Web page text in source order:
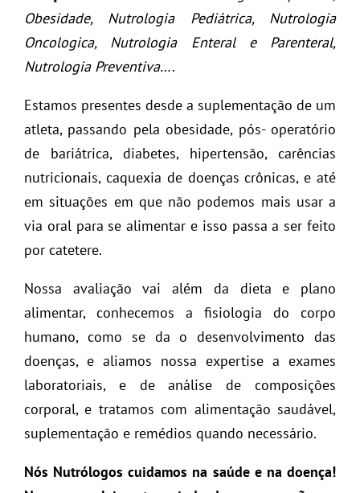
Obesidade, Nutrologia Pediátrica, Nutrologia
Oncologica, Nutrologia Enteral e Parenteral,
Nutrologia Preventiva….
Estamos presentes desde a suplementação de um
atleta, passando pela obesidade, pós- operatório
de bariátrica, diabetes, hipertensão, carências
nutricionais, caquexia de doenças crônicas, e até
em situações em que não podemos mais usar a
via oral para se alimentar e isso passa a ser feito
por catetere.
Nossa avaliação vai além da dieta e plano
alimentar, conhecemos a fisiologia do corpo
humano, como se da o desenvolvimento das
doenças, e aliamos nossa expertise a exames
laboratoriais, e de análise de composições
corporal, e tratamos com alimentação saudável,
suplementação e remédios quando necessário.
Nós Nutrólogos cuidamos na saúde e na doença!